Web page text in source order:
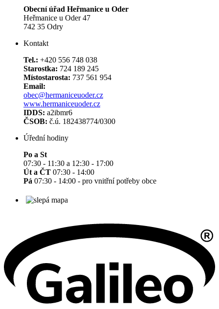
Obecní úřad Heřmanice u Oder
Heřmanice u Oder 47
742 35 Odry
Kontakt
Tel.: +420 556 748 038
Starostka: 724 189 245
Místostarosta: 737 561 954
Email:
obec@hermaniceuoder.cz
www.hermaniceuoder.cz
IDDS: a2ibmr6
ČSOB: č.ú. 182438774/0300
Úřední hodiny
Po a St
07:30 - 11:30 a 12:30 - 17:00
Út a ČT 07:30 - 14:00
Pá 07:30 - 14:00 - pro vnitřní potřeby obce